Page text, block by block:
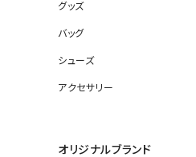
グッズ
バッグ
シューズ
アクセサリー
オリジナルブランド